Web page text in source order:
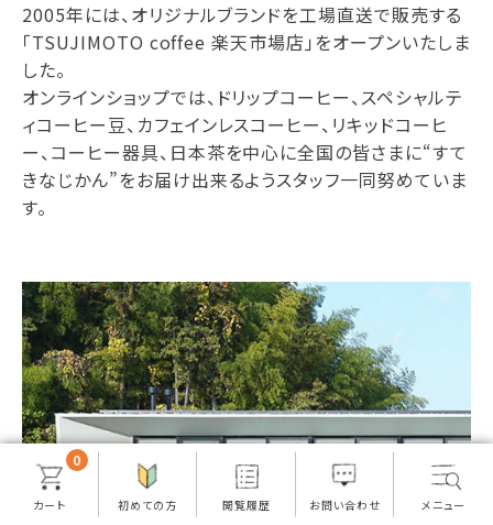
2005年には、オリジナルブランドを工場直送で販売する
「TSUJIMOTO coffee 楽天市場店」をオープンいたしま
した。
オンラインショップでは、ドリップコーヒー、スペシャルテ
ィコーヒー豆、カフェインレスコーヒー、リキッドコーヒ
ー、コーヒー器具、日本茶を中心に全国の皆さまに“すて
きなじかん”をお届け出来るようスタッフ一同努めていま
す。
0